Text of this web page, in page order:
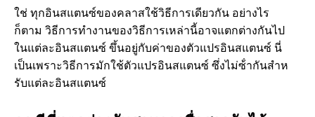
ใช่ ทุกอินสแตนซ์ของคลาสใช้วิธีการเดียวกัน อย่างไร
ก็ตาม วิธีการทํางานของวิธีการเหล่านี้อาจแตกต่างกันไป
ในแต่ละอินสแตนซ์ ขึ้นอยู่กับค่าของตัวแปรอินสแตนซ์ นี่
เป็นเพราะวิธีการมักใช้ตัวแปรอินสแตนซ์ ซึ่งไม่ซ้ํากันสําห
รับแต่ละอินสแตนซ์